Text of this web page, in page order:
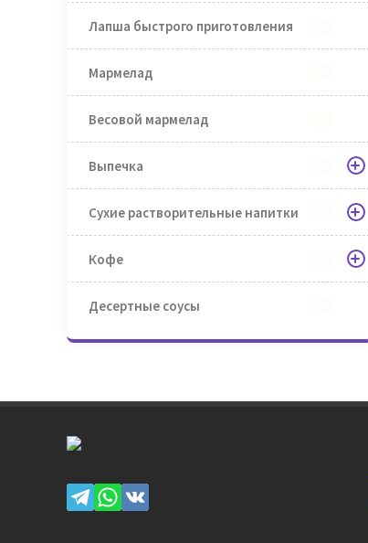
Лапша быстрого приготовления
Мармелад
Весовой мармелад
Выпечка
Сухие растворительные напитки
Кофе
Десертные соусы